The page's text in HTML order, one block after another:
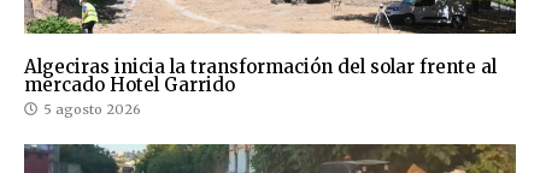
Algeciras inicia la transformación del solar frente al
mercado Hotel Garrido
5 agosto 2026